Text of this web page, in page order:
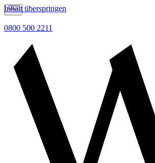
Inhalt überspringen
0800 500 2211